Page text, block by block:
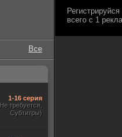
Все
1-16 серия
требуется,
Субтитры)